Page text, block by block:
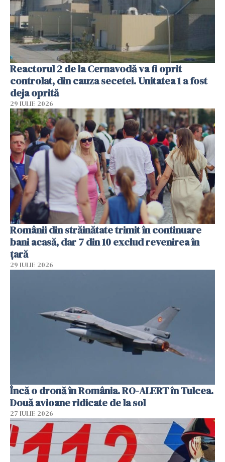
Reactorul 2 de la Cernavodă va fi oprit
controlat, din cauza secetei. Unitatea 1 a fost
deja oprită
29 IULIE 2026
Românii din străinătate trimit în continuare
bani acasă, dar 7 din 10 exclud revenirea în
țară
29 IULIE 2026
Încă o dronă în România. RO-ALERT în Tulcea.
Două avioane ridicate de la sol
27 IULIE 2026